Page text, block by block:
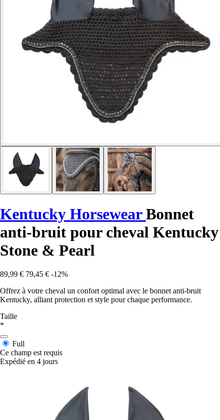
Kentucky HorsewearBonnet
anti-bruit pour cheval Kentucky
Stone & Pearl
89,99 € 79,45 € -12%
Offrez à votre cheval un confort optimal avec le bonnet anti-bruit
Kentucky, alliant protection et style pour chaque performance.
Taille
*
Full
Ce champ est requis
Expédié en 4 jours